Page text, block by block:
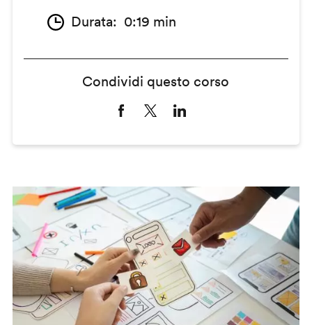
Durata 0:19 min
Condividi questo corso